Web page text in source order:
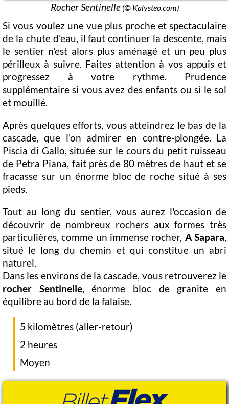
Rocher Sentinelle(© Kalysteo.com)
Si vous voulez une vue plus proche et spectaculaire
de la chute d'eau, il faut continuer la descente, mais
le sentier n'est alors plus aménagé et un peu plus
périlleux à suivre. Faites attention à vos appuis et
progressez à votre rythme. Prudence
supplémentaire si vous avez des enfants ou si le sol
et mouillé.
Après quelques efforts, vous atteindrez le bas de la
cascade, que l'on admirer en contre-plongée. La
Piscia di Gallo, située sur le cours du petit ruisseau
de Petra Piana, fait près de 80 mètres de haut et se
fracasse sur un énorme bloc de roche situé à ses
pieds.
Tout au long du sentier, vous aurez l'occasion de
découvrir de nombreux rochers aux formes très
particulières, comme un immense rocher, A Sapara,
situé le long du chemin et qui constitue un abri
naturel.
Dans les environs de la cascade, vous retrouverez le
rocher Sentinelle, énorme bloc de granite en
équilibre au bord de la falaise.
5 kilomètres (aller-retour)
2 heures
Moyen